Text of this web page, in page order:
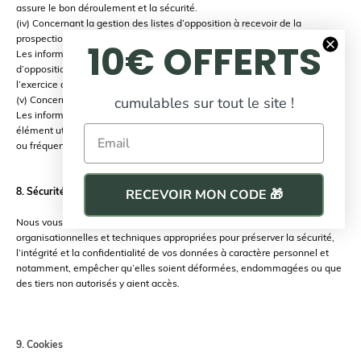
assure le bon déroulement et la sécurité.
(iv) Concernant la gestion des listes d’opposition à recevoir de la
prospection :
Les informations permettant de prendre en compte votre droit
d’opposition sont conservées au minimum trois ans à compter de
l’exercice du droit d’opposition.
(v) Concernant les statistiques de mesure d’audience :
Les informations stockées dans le terminal des utilisateurs ou tout autre
élément utilisé pour identifier les utilisateurs et permettant leur traçabilité
ou fréquentation ne seront pas conservées au-delà de 6 mois.
8. Sécurité
Nous vous informons prendre toutes précautions utiles, mesures
organisationnelles et techniques appropriées pour préserver la sécurité,
l’intégrité et la confidentialité de vos données à caractère personnel et
notamment, empêcher qu’elles soient déformées, endommagées ou que
des tiers non autorisés y aient accès.
9. Cookies
10€ OFFERTS
cumulables sur tout le site !
Email
RECEVOIR MON CODE 🎁